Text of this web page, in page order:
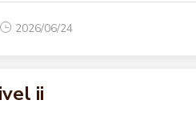
2026/06/24
ii